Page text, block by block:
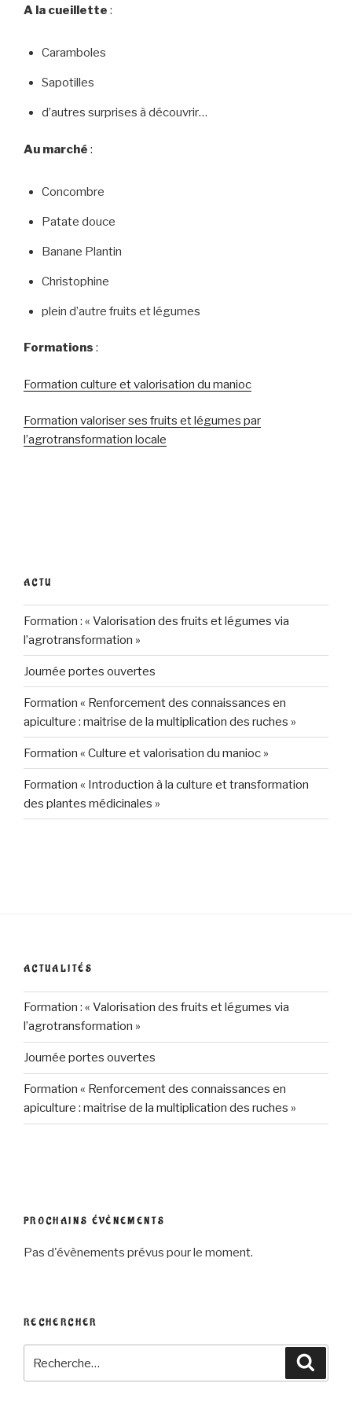
A la cueillette :
Caramboles
Sapotilles
d’autres surprises à découvrir…
Au marché :
Concombre
Patate douce
Banane Plantin
Christophine
plein d’autre fruits et légumes
Formations :
Formation culture et valorisation du manioc
Formation valoriser ses fruits et légumes par
l’agrotransformation locale
ACTU
Formation : « Valorisation des fruits et légumes via
l’agrotransformation »
Journée portes ouvertes
Formation « Renforcement des connaissances en
apiculture : maitrise de la multiplication des ruches »
Formation « Culture et valorisation du manioc »
Formation « Introduction à la culture et transformation
des plantes médicinales »
ACTUALITÉS
Formation : « Valorisation des fruits et légumes via
l’agrotransformation »
Journée portes ouvertes
Formation « Renforcement des connaissances en
apiculture : maitrise de la multiplication des ruches »
PROCHAINS ÉVÈNEMENTS
Pas d'évènements prévus pour le moment.
RECHERCHER
pour